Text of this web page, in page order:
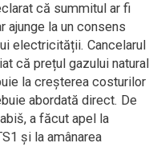
că summitul ar fi
ajunge la un consens
electricității. Cancelarul
că prețul gazului natural
la creșterea costurilor
abordată direct. De
a făcut apel la
și la amânarea